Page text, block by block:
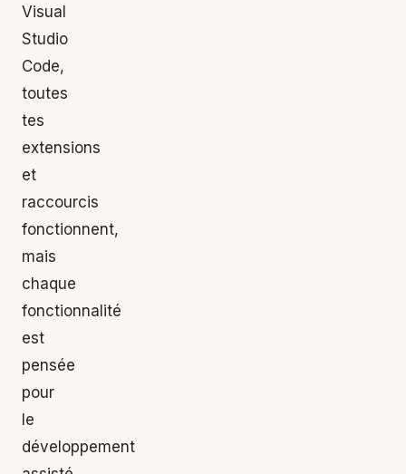
Visual
Studio
Code,
toutes
tes
extensions
et
raccourcis
fonctionnent,
mais
chaque
fonctionnalité
est
pensée
pour
le
développement